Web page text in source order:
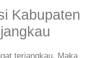
Kabupaten
terjangkau. Maka